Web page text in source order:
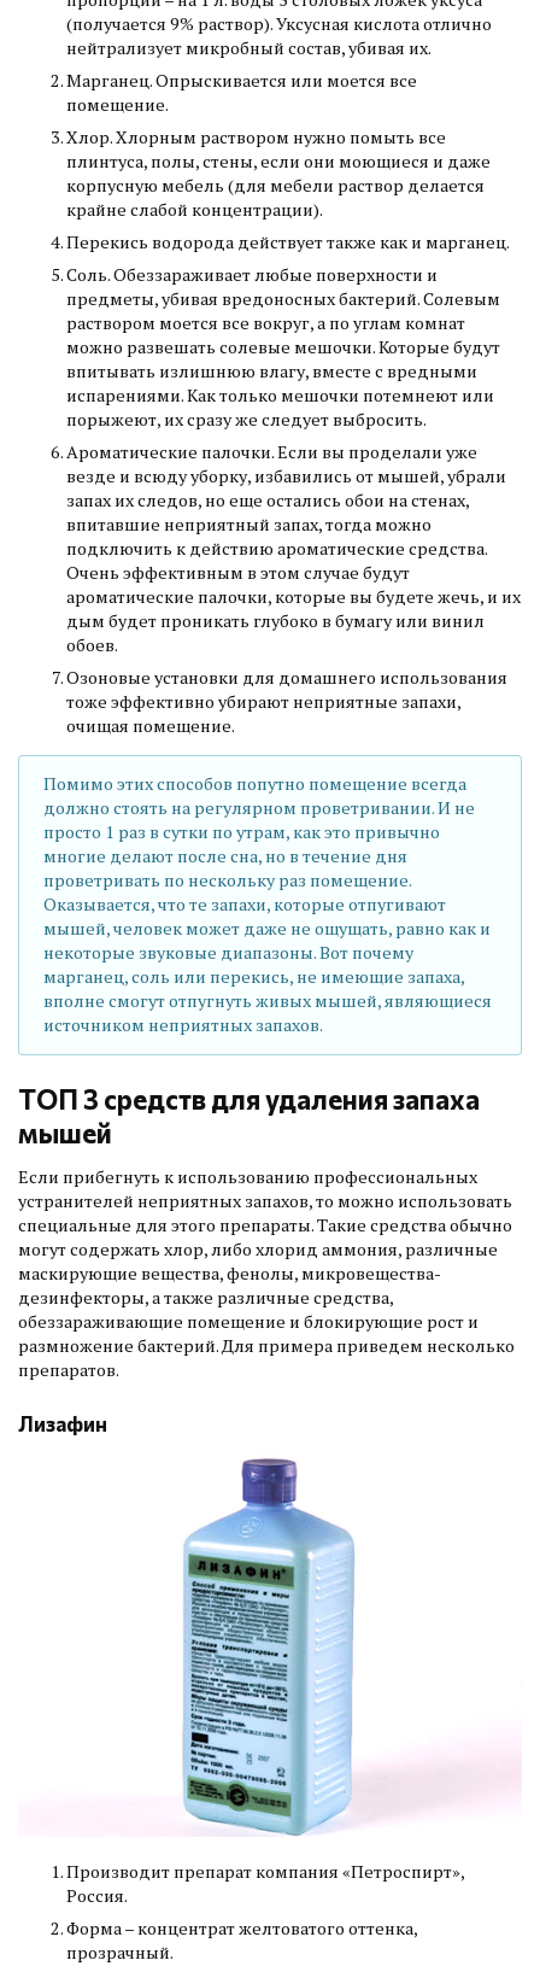
(получается 9% раствор). Уксусная кислота отлично
нейтрализует микробный состав, убивая их.
Марганец. Опрыскивается или моется все
помещение.
Хлор. Хлорным раствором нужно помыть все
плинтуса, полы, стены, если они моющиеся и даже
корпусную мебель (для мебели раствор делается
крайне слабой концентрации).
Перекись водорода действует также как и марганец.
Соль. Обеззараживает любые поверхности и
предметы, убивая вредоносных бактерий. Солевым
раствором моется все вокруг, а по углам комнат
можно развешать солевые мешочки. Которые будут
впитывать излишнюю влагу, вместе с вредными
испарениями. Как только мешочки потемнеют или
порыжеют, их сразу же следует выбросить.
Ароматические палочки. Если вы проделали уже
везде и всюду уборку, избавились от мышей, убрали
запах их следов, но еще остались обои на стенах,
впитавшие неприятный запах, тогда можно
подключить к действию ароматические средства.
Очень эффективным в этом случае будут
ароматические палочки, которые вы будете жечь, и их
дым будет проникать глубоко в бумагу или винил
обоев.
Озоновые установки для домашнего использования
тоже эффективно убирают неприятные запахи,
очищая помещение.
Помимо этих способов попутно помещение всегда
должно стоять на регулярном проветривании. И не
просто 1 раз в сутки по утрам, как это привычно
многие делают после сна, но в течение дня
проветривать по нескольку раз помещение.
Оказывается, что те запахи, которые отпугивают
мышей, человек может даже не ощущать, равно как и
некоторые звуковые диапазоны. Вот почему
марганец, соль или перекись, не имеющие запаха,
вполне смогут отпугнуть живых мышей, являющиеся
источником неприятных запахов.
ТОП 3 средств для удаления запаха
мышей
Если прибегнуть к использованию профессиональных
устранителей неприятных запахов, то можно использовать
специальные для этого препараты. Такие средства обычно
могут содержать хлор, либо хлорид аммония, различные
маскирующие вещества, фенолы, микровещества-
дезинфекторы, а также различные средства,
обеззараживающие помещение и блокирующие рост и
размножение бактерий. Для примера приведем несколько
препаратов.
Лизафин
Производит препарат компания «Петроспирт»,
Россия.
Форма – концентрат желтоватого оттенка,
прозрачный.